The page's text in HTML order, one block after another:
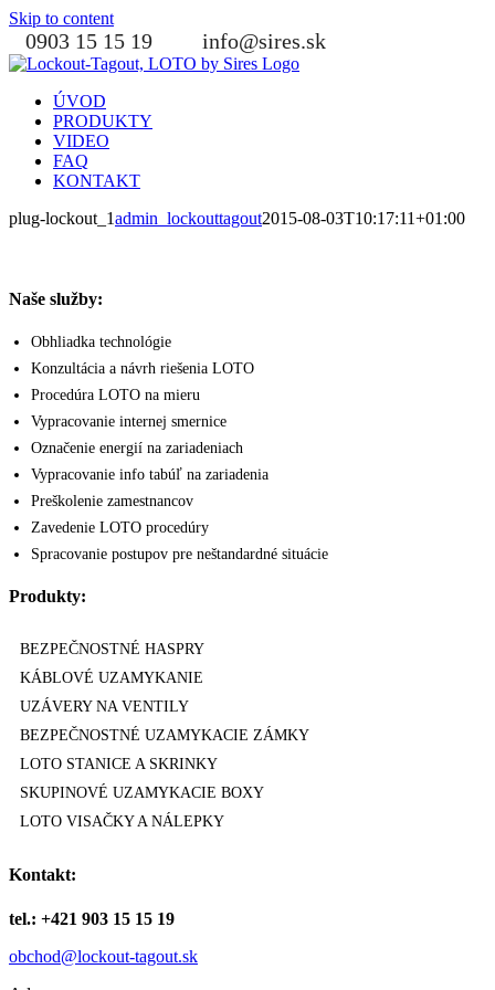
Skip to content
0903 15 15 19 info@sires.sk
ÚVOD
PRODUKTY
VIDEO
FAQ
KONTAKT
plug-lockout_1admin_lockouttagout2015-08-03T10:17:11+01:00
Naše služby:
Obhliadka technológie
Konzultácia a návrh riešenia LOTO
Procedúra LOTO na mieru
Vypracovanie internej smernice
Označenie energií na zariadeniach
Vypracovanie info tabúľ na zariadenia
Preškolenie zamestnancov
Zavedenie LOTO procedúry
Spracovanie postupov pre neštandardné situácie
Produkty:
BEZPEČNOSTNÉ HASPRY
KÁBLOVÉ UZAMYKANIE
UZÁVERY NA VENTILY
BEZPEČNOSTNÉ UZAMYKACIE ZÁMKY
LOTO STANICE A SKRINKY
SKUPINOVÉ UZAMYKACIE BOXY
LOTO VISAČKY A NÁLEPKY
Kontakt:
tel.: +421 903 15 15 19
obchod@lockout-tagout.sk